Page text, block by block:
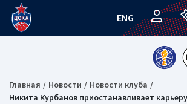
ENG
Главная Новости
Новости клуба
Никита Курбанов приостанавливает карьеру